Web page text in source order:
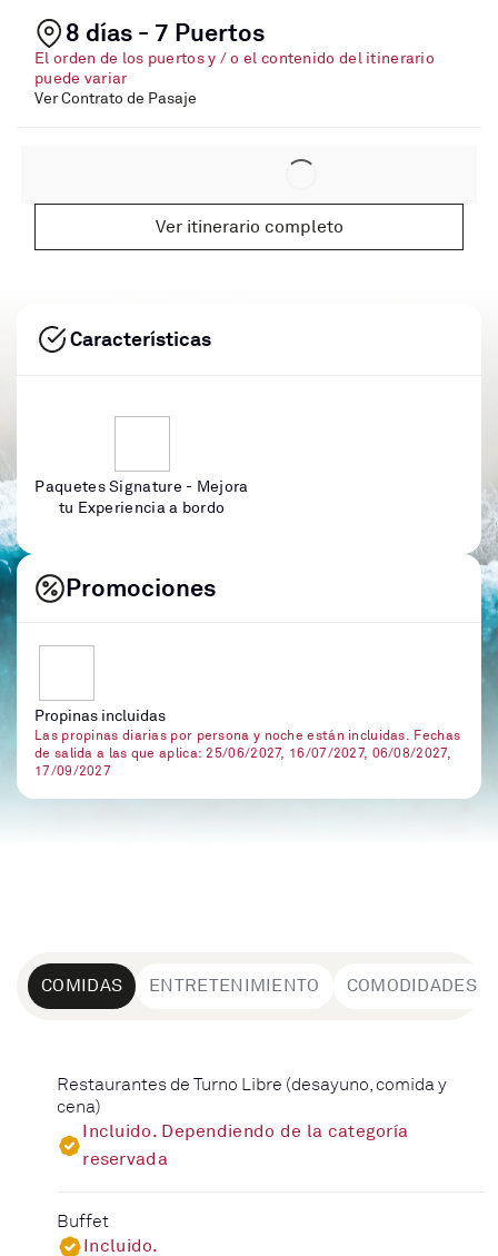
8 días - 7 Puertos
El orden de los puertos y / o el contenido del itinerario
puede variar
Ver Contrato de Pasaje
Ver itinerario completo
Características
Paquetes Signature - Mejora
tu Experiencia a bordo
Promociones
Propinas incluidas
Las propinas diarias por persona y noche están incluidas. Fechas
de salida a las que aplica: 25/06/2027, 16/07/2027, 06/08/2027,
17/09/2027
COMIDAS ENTRETENIMIENTO COMODIDADES
Restaurantes de Turno Libre (desayuno, comida y
cena)
Incluido. Dependiendo de la categoría
reservada
Buffet
Incluido.